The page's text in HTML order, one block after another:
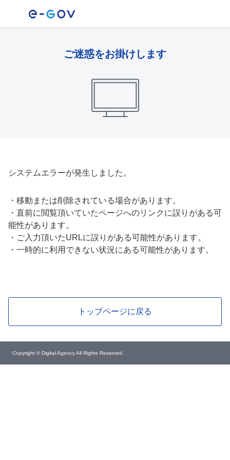
ご迷惑をお掛けします
システムエラーが発生しました。
・ 移動または削除されている場合があります。
・ 直前に閲覧頂いていたページへのリンクに誤りがある可
能性があります。
・ ご入力頂いたURLに誤りがある可能性があります。
・ 一時的に利用できない状況にある可能性があります。
トップページに戻る
Copyright © Digital Agency All Rights Reserved.